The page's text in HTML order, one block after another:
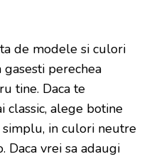
de modele si culori
perechea
tine. Daca te
classic, alege botine
in culori neutre
Daca vrei sa adaugi